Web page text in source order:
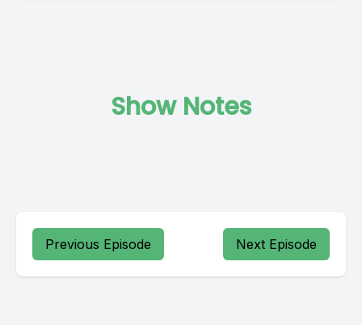
Show Notes
Previous Episode Next Episode